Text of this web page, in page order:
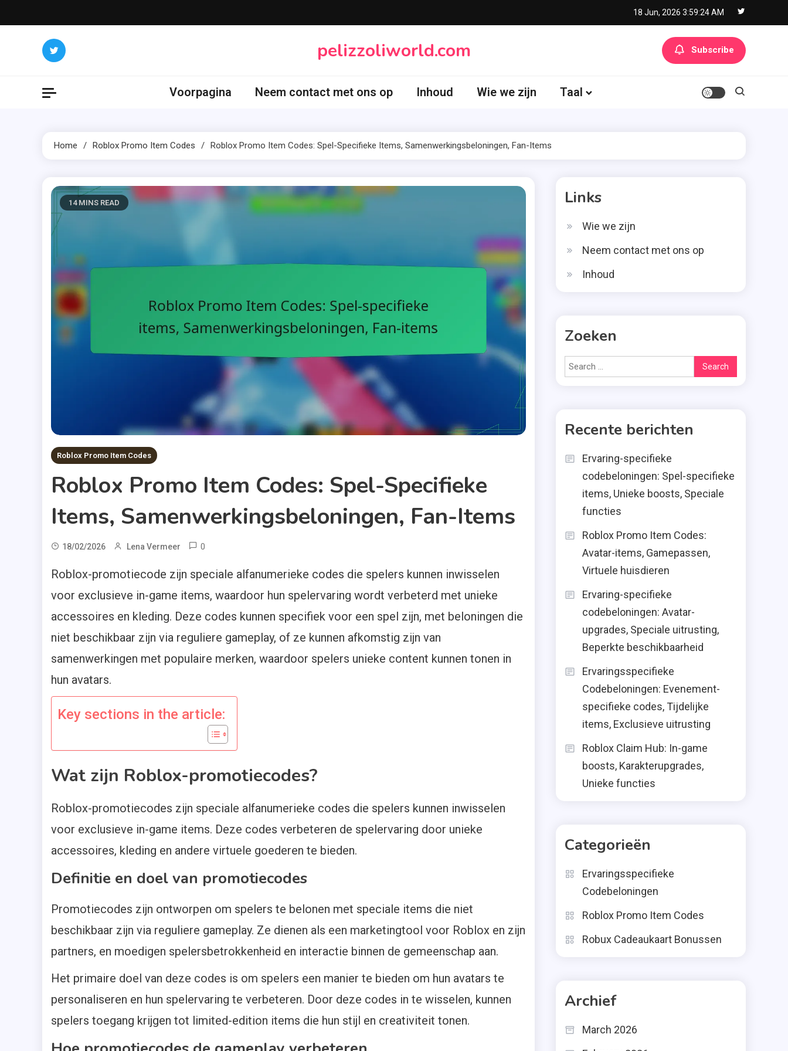
to
18 Jun, 2026 3:59:25 AM
pelizzoliworld.com Subscribe
Voorpagina Neem contact met ons op Inhoud Wie we zijn Taal
Home Roblox Promo Item Codes Roblox Promo Item Codes: Spel-Specifieke Items, Samenwerkingsbeloningen, Fan-Items
14 MINS READ
Roblox Promo Item Codes
Roblox Promo Item Codes: Spel-Specifieke
Items, Samenwerkingsbeloningen, Fan-Items
18/02/2026 Lena Vermeer 0
Roblox-promotiecode zijn speciale alfanumerieke codes die spelers kunnen inwisselen
voor exclusieve in-game items, waardoor hun spelervaring wordt verbeterd met unieke
accessoires en kleding. Deze codes kunnen specifiek voor een spel zijn, met beloningen die
niet beschikbaar zijn via reguliere gameplay, of ze kunnen afkomstig zijn van
samenwerkingen met populaire merken, waardoor spelers unieke content kunnen tonen in
hun avatars.
Key sections in the article:
Wat zijn Roblox-promotiecodes?
Roblox-promotiecodes zijn speciale alfanumerieke codes die spelers kunnen inwisselen
voor exclusieve in-game items. Deze codes verbeteren de spelervaring door unieke
accessoires, kleding en andere virtuele goederen te bieden.
Definitie en doel van promotiecodes
Promotiecodes zijn ontworpen om spelers te belonen met speciale items die niet
beschikbaar zijn via reguliere gameplay. Ze dienen als een marketingtool voor Roblox en zijn
partners, en moedigen spelersbetrokkenheid en interactie binnen de gemeenschap aan.
Het primaire doel van deze codes is om spelers een manier te bieden om hun avatars te
personaliseren en hun spelervaring te verbeteren. Door deze codes in te wisselen, kunnen
spelers toegang krijgen tot limited-edition items die hun stijl en creativiteit tonen.
Links
Wie we zijn
Neem contact met ons op
Inhoud
Zoeken
Search
for:
Recente berichten
Ervaring-specifieke
codebeloningen: Spel-specifieke
items, Unieke boosts, Speciale
functies
Roblox Promo Item Codes:
Avatar-items, Gamepassen,
Virtuele huisdieren
Ervaring-specifieke
codebeloningen: Avatar-
upgrades, Speciale uitrusting,
Beperkte beschikbaarheid
Ervaringsspecifieke
Codebeloningen: Evenement-
specifieke codes, Tijdelijke
items, Exclusieve uitrusting
Roblox Claim Hub: In-game
boosts, Karakterupgrades,
Unieke functies
Categorieën
Ervaringsspecifieke
Codebeloningen
Roblox Promo Item Codes
Robux Cadeaukaart Bonussen
Archief
March 2026